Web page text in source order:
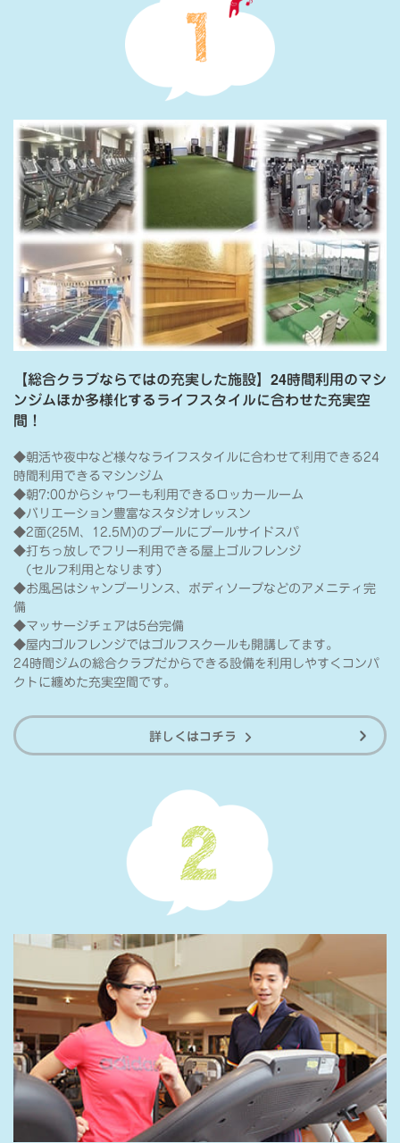
【総合クラブならではの充実した施設】24時間利用のマシ
ンジムほか多様化するライフスタイルに合わせた充実空
間！
◆朝活や夜中など様々なライフスタイルに合わせて利用できる24
時間利用できるマシンジム
◆朝7:00からシャワーも利用できるロッカールーム
◆バリエーション豊富なスタジオレッスン
◆2面(25M、12.5M)のプールにプールサイドスパ
◆打ちっ放しでフリー利用できる屋上ゴルフレンジ
(セルフ利用となります)
◆お風呂はシャンプーリンス、ボディソープなどのアメニティ完
備
◆マッサージチェアは5台完備
◆屋内ゴルフレンジではゴルフスクールも開講してます。
24時間ジムの総合クラブだからできる設備を利用しやすくコンパ
クトに纏めた充実空間です。
詳しくはコチラ